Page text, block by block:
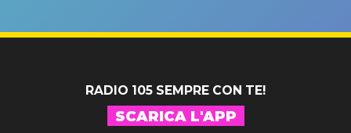
RADIO 105 SEMPRE CON TE!
SCARICA L'APP